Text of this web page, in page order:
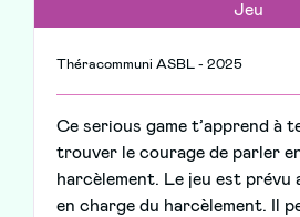
Jeu
Théracommuni ASBL - 2025
Ce serious game t’apprend à
trouver le courage de parler
harcèlement. Le jeu est
en charge du harcèlement. Il